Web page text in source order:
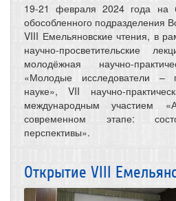
19-21 февраля 2024 года
обособленного подразделения
VIII Емельяновские чтения, в
научно-просветительские
молодёжная научно-
«Молодые исследователи –
науке», VII научно-
международным участием
современном этапе:
перспективы».
Открытие VIII